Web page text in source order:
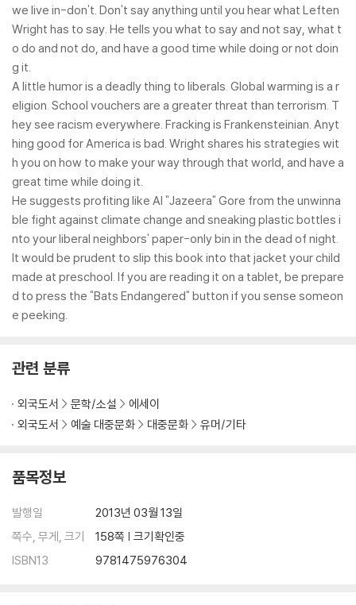
we live in-don't. Don't say anything until you hear what Leften
Wright has to say. He tells you what to say and not say, what t
o do and not do, and have a good time while doing or not doin
g it.
A little humor is a deadly thing to liberals. Global warming is a r
eligion. School vouchers are a greater threat than terrorism. T
hey see racism everywhere. Fracking is Frankensteinian. Anyt
hing good for America is bad. Wright shares his strategies wit
h you on how to make your way through that world, and have a
great time while doing it.
He suggests profiting like Al "Jazeera" Gore from the unwinna
ble fight against climate change and sneaking plastic bottles i
nto your liberal neighbors' paper-only bin in the dead of night.
It would be prudent to slip this book into that jacket your child
made at preschool. If you are reading it on a tablet, be prepare
d to press the "Bats Endangered" button if you sense someon
e peeking.
관련 분류
외국도서 문학/소설
에세이
외국도서
예술 대중문화 대중문화 유머/기타
품목정보
발행일
2013년 03월 13일
쪽수, 무게, 크기
158쪽 | 크기확인중
ISBN13
9781475976304